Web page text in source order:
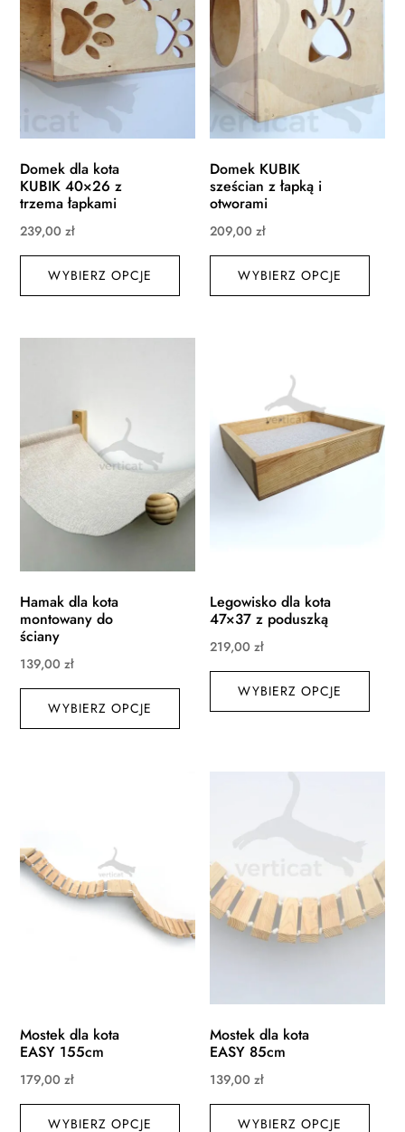
Domek dla kota
KUBIK 40×26 z
trzema łapkami
239,00zł
WYBIERZ OPCJE
Ten
ma
wybrać
stronie
produktu
Domek KUBIK
sześcian z łapką i
otworami
209,00zł
WYBIERZ OPCJE
Ten
ma
na
Hamak dla kota
montowany do
ściany
139,00zł
WYBIERZ OPCJE
Ten
produkt
ma
stronie
produktu
Legowisko dla kota
47×37 z poduszką
219,00zł
WYBIERZ OPCJE
Ten
ma
na
Mostek dla kota
EASY 155cm
179,00zł
WYBIERZ OPCJE
Ten
Mostek dla kota
EASY 85cm
139,00zł
WYBIERZ OPCJE
Ten